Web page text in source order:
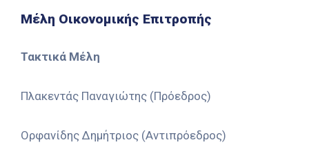
Μέλη Οικονομικής Επιτροπής
Τακτικά Μέλη
Πλακεντάς Παναγιώτης (Πρόεδρος)
Ορφανίδης Δημήτριος (Αντιπρόεδρος)